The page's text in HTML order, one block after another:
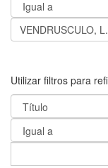
Utilizar filtros para